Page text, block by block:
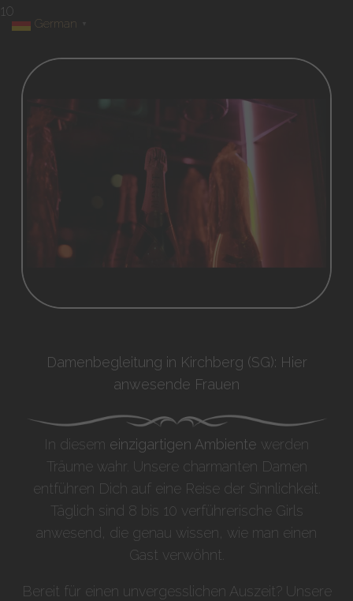
10
Damenbegleitung in Kirchberg (SG): Hier
anwesende Frauen
In diesem einzigartigen Ambiente werden
Träume wahr. Unsere charmanten Damen
entführen Dich auf eine Reise der Sinnlichkeit.
Täglich sind 8 bis 10 verführerische Girls
anwesend, die genau wissen, wie man einen
Gast verwöhnt.
Bereit für einen unvergesslichen Auszeit? Unsere
German